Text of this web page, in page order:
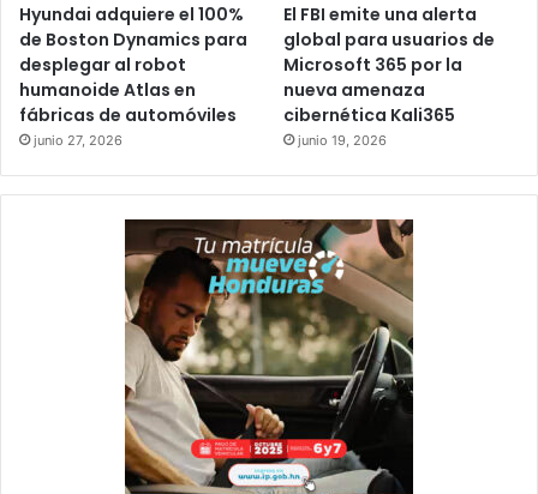
Hyundai adquiere el 100%
de Boston Dynamics para
desplegar al robot
humanoide Atlas en
fábricas de automóviles
junio 27, 2026
El FBI emite una alerta
global para usuarios de
Microsoft 365 por la
nueva amenaza
cibernética Kali365
junio 19, 2026